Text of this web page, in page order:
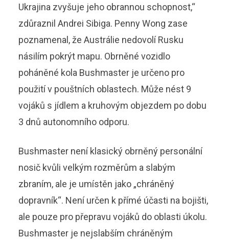
Ukrajina zvyšuje jeho obrannou schopnost,“
zdůraznil Andrei Sibiga. Penny Wong zase
poznamenal, že Austrálie nedovolí Rusku
násilím pokrýt mapu. Obrněné vozidlo
poháněné kola Bushmaster je určeno pro
použití v pouštních oblastech. Může nést 9
vojáků s jídlem a kruhovým objezdem po dobu
3 dnů autonomního odporu.
Bushmaster není klasický obrněný personální
nosič kvůli velkým rozměrům a slabým
zbraním, ale je umístěn jako „chráněný
dopravník“. Není určen k přímé účasti na bojišti,
ale pouze pro přepravu vojáků do oblasti úkolu.
Bushmaster je nejslabším chráněným